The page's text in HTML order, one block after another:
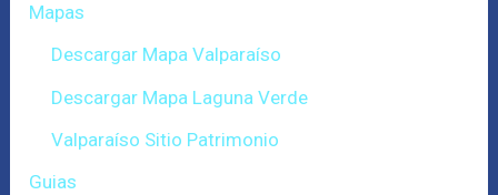
Mapas
Descargar Mapa Valparaíso
Descargar Mapa Laguna Verde
Valparaíso Sitio Patrimonio
Guias